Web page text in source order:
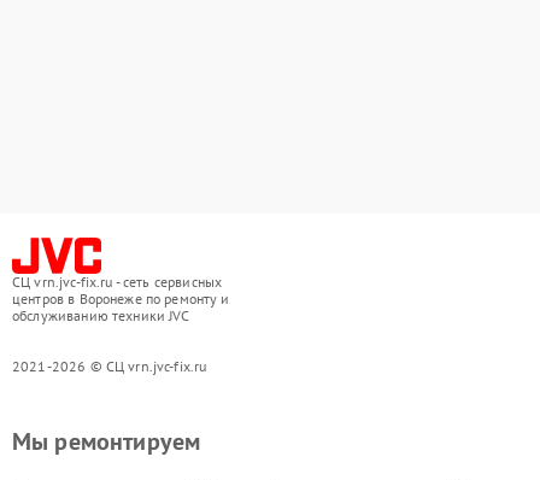
СЦ vrn.jvc-fix.ru - сеть сервисных
центров в Воронеже по ремонту и
обслуживанию техники JVC
2021-2026 © СЦ vrn.jvc-fix.ru
Мы ремонтируем